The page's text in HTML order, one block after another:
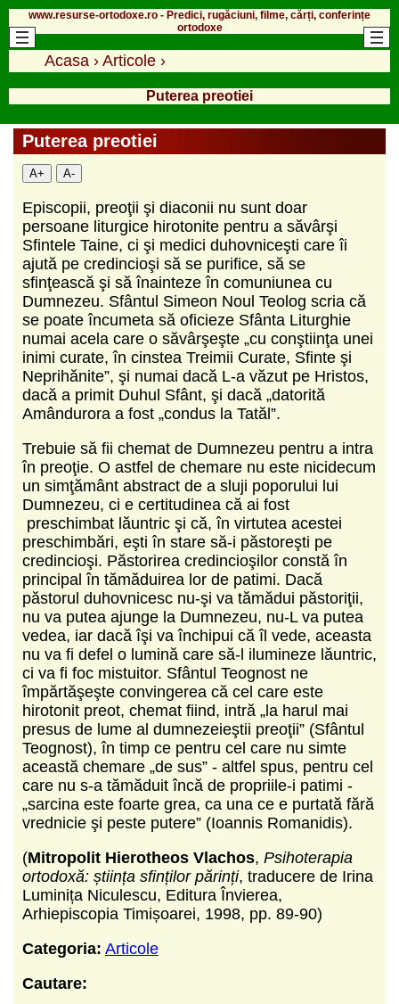
www.resurse-ortodoxe.ro - Predici, rugăciuni, filme, cărți, conferințe
ortodoxe
Acasa › Articole ›
Puterea preotiei
Puterea preotiei
A+ A-
Episcopii, preoţii şi diaconii nu sunt doar
persoane liturgice hirotonite pentru a săvârşi
Sfintele Taine, ci şi medici duhovniceşti care îi
ajută pe credincioşi să se purifice, să se
sfinţească şi să înainteze în comuniunea cu
Dumnezeu. Sfântul Simeon Noul Teolog scria că
se poate încumeta să oficieze Sfânta Liturghie
numai acela care o săvârşeşte „cu conştiinţa unei
inimi curate, în cinstea Treimii Curate, Sfinte şi
Neprihănite”, şi numai dacă L-a văzut pe Hristos,
dacă a primit Duhul Sfânt, şi dacă „datorită
Amândurora a fost „condus la Tatăl”.
Trebuie să fii chemat de Dumnezeu pentru a intra
în preoţie. O astfel de chemare nu este nicidecum
un simţământ abstract de a sluji poporului lui
Dumnezeu, ci e certitudinea că ai fost
preschimbat lăuntric şi că, în virtutea acestei
preschimbări, eşti în stare să-i păstoreşti pe
credincioşi. Păstorirea credincioşilor constă în
principal în tămăduirea lor de patimi. Dacă
păstorul duhovnicesc nu-şi va tămădui păstoriţii,
nu va putea ajunge la Dumnezeu, nu-L va putea
vedea, iar dacă îşi va închipui că îl vede, aceasta
nu va fi defel o lumină care să-l ilumineze lăuntric,
ci va fi foc mistuitor. Sfântul Teognost ne
împărtăşeşte convingerea că cel care este
hirotonit preot, chemat fiind, intră „la harul mai
presus de lume al dumnezeieştii preoţii” (Sfântul
Teognost), în timp ce pentru cel care nu simte
această chemare „de sus” - altfel spus, pentru cel
care nu s-a tămăduit încă de propriile-i patimi -
„sarcina este foarte grea, ca una ce e purtată fără
vrednicie şi peste putere” (Ioannis Romanidis).
(Mitropolit Hierotheos Vlachos, Psihoterapia
ortodoxă: știința sfinților părinți, traducere de Irina
Luminița Niculescu, Editura Învierea,
Arhiepiscopia Timișoarei, 1998, pp. 89-90)
Categoria: Articole
Cautare: